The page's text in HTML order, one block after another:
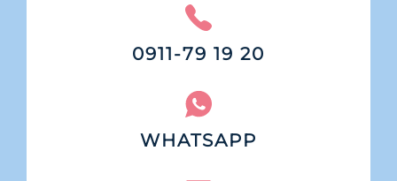
0911-79 19 20
WHATSAPP